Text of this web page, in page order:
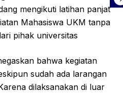
mengikuti latihan panjat
Mahasiswa UKM tanpa
pihak universitas
bahwa kegiatan
sudah ada larangan
dilaksanakan di luar